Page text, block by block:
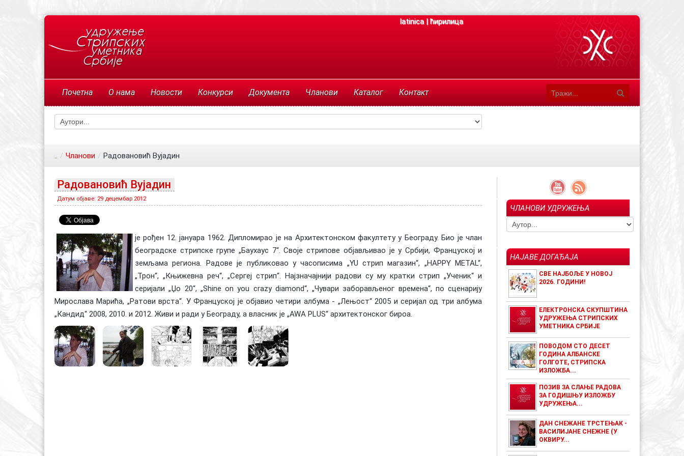
latinica|ћирилица
Почетна О нама Новости Конкурси Документа Чланови Каталог Контакт
.. / Чланови / Радовановић Вујадин
Радовановић Вујадин
Датум објаве: 29 децембар 2012
је рођен 12. јануара 1962. Дипломирао је на Архитектонском факултету у Београду. Био је члан
београдске стрипске групе „Баухаус 7“. Своје стрипове објављивао је у Србији, Француској и
земљама региона. Радове је публиковао у часописима „YU стрип магазин“, „HAPPY METAL“,
„Трон“, „Књижевна реч“, „Сергеј стрип“. Најзначајнији радови су му кратки стрип „Ученик“ и
серијали „Џо 20“, „Shine on you crazy diamond“, „Чувари заборављеног времена“, по сценарију
Мирослава Марића, „Ратови врста“. У Француској је објавио четири албума - „Лењост“ 2005 и серијал од три албума
„Кандид“ 2008, 2010. и 2012. Живи и ради у Београду, а власник је „AWA PLUS“ архитектонског бироа.
ЧЛАНОВИ УДРУЖЕЊА
НАЈАВЕ ДОГАЂАЈА
СВЕ НАЈБОЉЕ У НОВОЈ
2026. ГОДИНИ!
ЕЛЕКТРОНСКА СКУПШТИНА
УДРУЖЕЊА СТРИПСКИХ
УМЕТНИКА СРБИЈЕ
ПОВОДОМ СТО ДЕСЕТ
ГОДИНА АЛБАНСКЕ
ГОЛГОТЕ, СТРИПСКА
ИЗЛОЖБА...
ПОЗИВ ЗА СЛАЊЕ РАДОВА
ЗА ГОДИШЊУ ИЗЛОЖБУ
УДРУЖЕЊА...
ДАН СНЕЖАНЕ ТРСТЕЊАК -
ВАСИЛИЈАНЕ СНЕЖНЕ (У
ОКВИРУ...